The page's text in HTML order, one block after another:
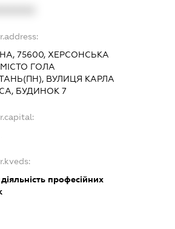
75600, ХЕРСОНСЬКА
ГОЛА
ВУЛИЦЯ КАРЛА
БУДИНОК 7
діяльність професійних